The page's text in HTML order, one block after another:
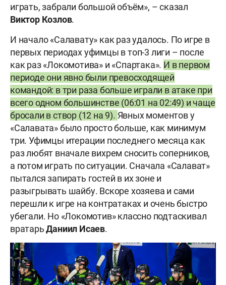
играть, забрали большой объём», – сказал
Виктор Козлов.
И начало «Салавату» как раз удалось. По игре в
первых периодах уфимцы в топ-3 лиги – после
как раз «Локомотива» и «Спартака». И в первом
периоде они явно были превосходящей
командой: в три раза больше играли в атаке при
всего одном большинстве (06:01 на 02:49) и чаще
бросали в створ (12 на 9). Явных моментов у
«Салавата» было просто больше, как минимум
три. Уфимцы итерации последнего месяца как
раз любят вначале вихрем сносить соперников,
а потом играть по ситуации. Сначала «Салават»
пытался запирать гостей в их зоне и
разыгрывать шайбу. Вскоре хозяева и сами
перешли к игре на контратаках и очень быстро
убегали. Но «Локомотив» классно подтаскивал
вратарьДаниил Исаев.